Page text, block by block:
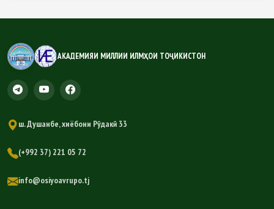
АКАДЕМИЯИ МИЛЛИИ ИЛМҲОИ ТОҶИКИСТОН
ш. Душанбе, хиёбони Рӯдакӣ 33
(+992 37) 221 05 72
info@osiyoavrupo.tj